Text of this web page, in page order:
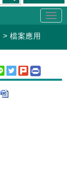
>檔案應用